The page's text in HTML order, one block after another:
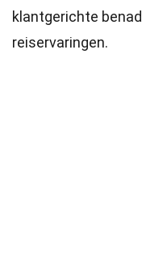
klantgerichte
reiservaringen.